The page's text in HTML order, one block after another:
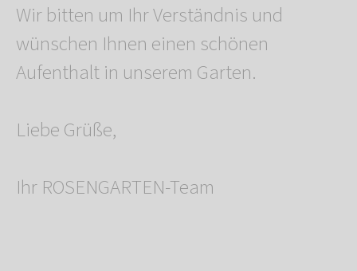
Wir bitten um Ihr Verständnis und
wünschen Ihnen einen schönen
Aufenthalt in unserem Garten.
Liebe Grüße,
Ihr ROSENGARTEN-Team